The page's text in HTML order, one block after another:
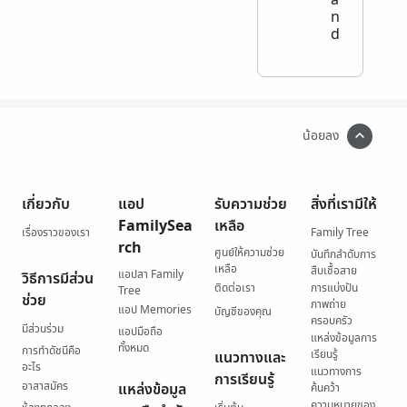
n
d
น้อยลง
เกี่ยวกับ
เรื่องราวของเรา
วิธีการมีส่วน
ช่วย
มีส่วนร่วม
การทำดัชนีคือ
อะไร
อาสาสมัคร
แอป
FamilySea
rch
แอปสา Family
Tree
แอป Memories
แอปมือถือ
ทั้งหมด
แหล่งข้อมูล
รับความช่วย
เหลือ
ศูนย์ให้ความช่วย
เหลือ
ติดต่อเรา
บัญชีของคุณ
แนวทางและ
การเรียนรู้
สิ่งที่เรามีให้
Family Tree
บันทึกลำดับการ
สืบเชื้อสาย
การแบ่งปัน
ภาพถ่าย
ครอบครัว
แหล่งข้อมูลการ
เรียนรู้
แนวทางการ
ค้นคว้า